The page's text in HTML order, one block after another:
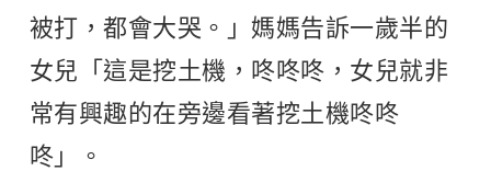
被打，都會大哭。」媽媽告訴一歲半的
女兒「這是挖土機，咚咚咚，女兒就非
常有興趣的在旁邊看著挖土機咚咚
咚」。